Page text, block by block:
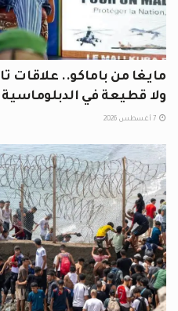
مايغا من باماكو.. علاقات
ولا قطيعة في الدبلوماسية